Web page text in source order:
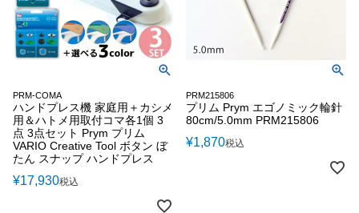
PRM-COMA
ハンドプレス機 家庭用＋カシメ
用＆ハトメ用取付コマ各1個 3
点 3点セット Prym プリム
VARIO Creative Tool ボタン ぼ
たん スナップ ハンドプレス
¥17,930税込
PRM215806
プリム Prym エゴノミック輪針
80cm/5.0mm PRM215806
¥1,870税込